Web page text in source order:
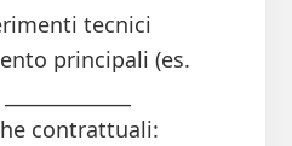
tecnici
principali (es.
contrattuali: